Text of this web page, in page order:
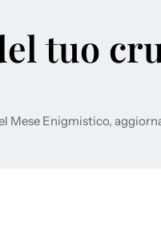
tuo
Mese Enigmistico,